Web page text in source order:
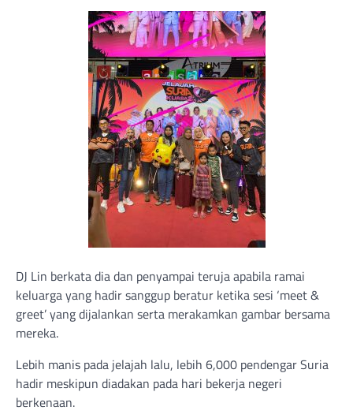
DJ Lin berkata dia dan penyampai teruja apabila ramai
keluarga yang hadir sanggup beratur ketika sesi ‘meet &
greet’ yang dijalankan serta merakamkan gambar bersama
mereka.
Lebih manis pada jelajah lalu, lebih 6,000 pendengar Suria
hadir meskipun diadakan pada hari bekerja negeri
berkenaan.